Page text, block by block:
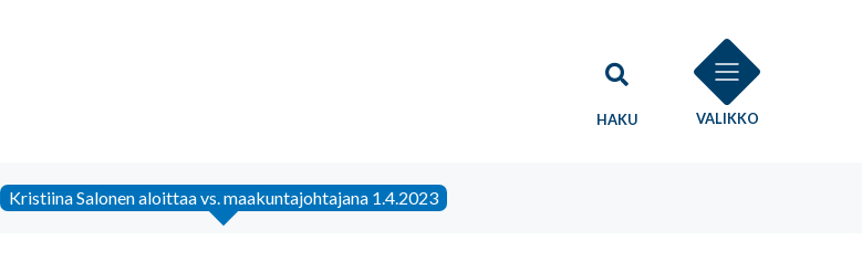
HAKU VALIKKO
Kristiina Salonen aloittaa vs. maakuntajohtajana 1.4.2023